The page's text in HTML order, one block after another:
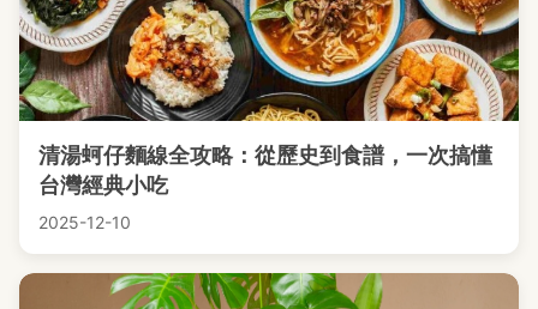
清湯蚵仔麵線全攻略：從歷史到食譜，一次搞懂
台灣經典小吃
2025-12-10